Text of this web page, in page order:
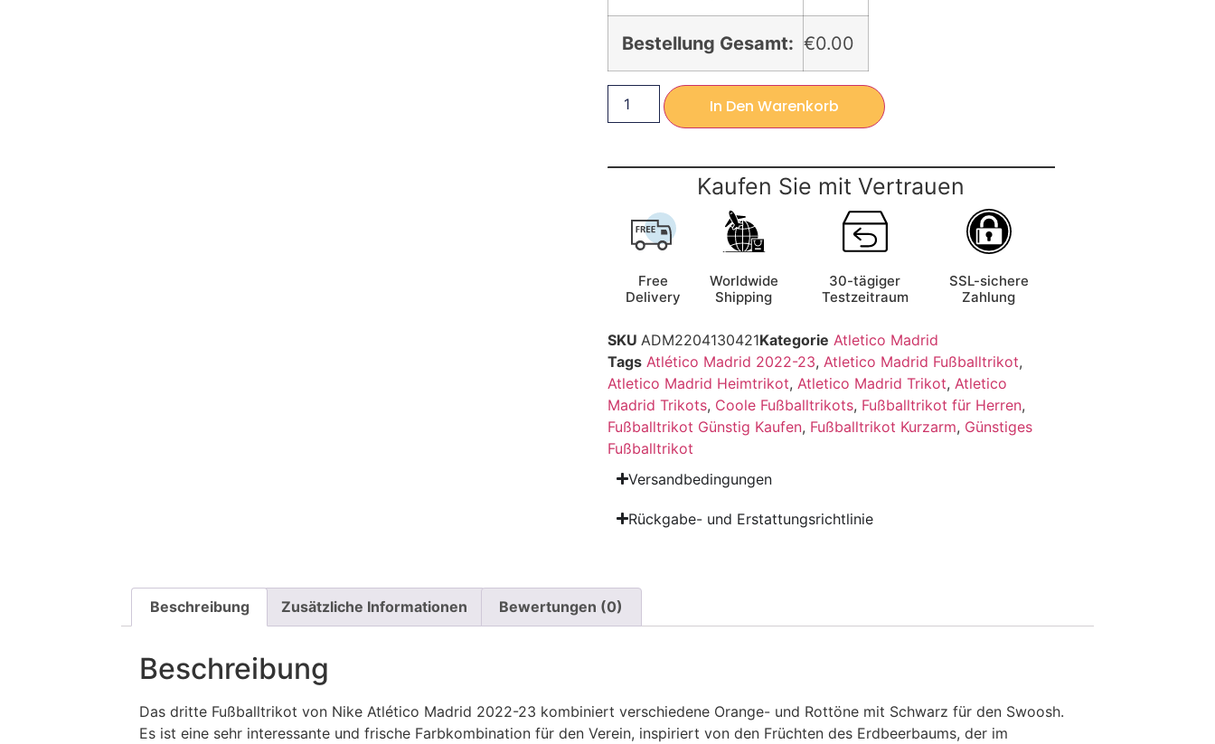
Bestellung Gesamt: €0.00
In Den Warenkorb
Kaufen Sie mit Vertrauen
Free
Delivery
Worldwide
Shipping
30-tägiger
Testzeitraum
SSL-sichere
Zahlung
SKU ADM2204130421Kategorie Atletico Madrid
Tags Atlético Madrid 2022-23, Atletico Madrid Fußballtrikot,
Atletico Madrid Heimtrikot, Atletico Madrid Trikot, Atletico
Madrid Trikots, Coole Fußballtrikots, Fußballtrikot für Herren,
Fußballtrikot Günstig Kaufen, Fußballtrikot Kurzarm, Günstiges
Fußballtrikot
Versandbedingungen
Rückgabe- und Erstattungsrichtlinie
Beschreibung Zusätzliche Informationen Bewertungen (0)
Beschreibung
Das dritte Fußballtrikot von Nike Atlético Madrid 2022-23 kombiniert verschiedene Orange- und Rottöne mit Schwarz für den Swoosh.
Es ist eine sehr interessante und frische Farbkombination für den Verein, inspiriert von den Früchten des Erdbeerbaums, der im